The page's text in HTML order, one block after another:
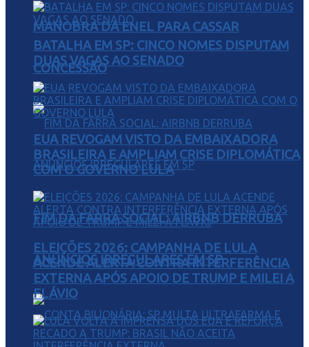
MANOBRA DA ENEL PARA CASSAR
CONCESSÃO
FIM DA FARRA SOCIAL: AIRBNB DERRUBA
ANÚNCIOS IRREGULARES EM SP
BATALHA EM SP: CINCO NOMES DISPUTAM
DUAS VAGAS AO SENADO
EUA REVOGAM VISTO DA EMBAIXADORA
BRASILEIRA E AMPLIAM CRISE DIPLOMÁTICA
COM O GOVERNO LULA
ELEIÇÕES 2026: CAMPANHA DE LULA
ACENDE ALERTA CONTRA INTERFERÊNCIA
EXTERNA APÓS APOIO DE TRUMP E MILEI A
FLÁVIO